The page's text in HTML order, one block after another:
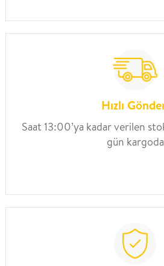
Hızlı
Saat 13:00’ya kadar verilen
gün kargoda